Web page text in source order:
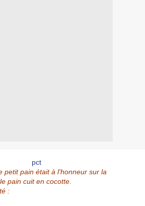
petit pain était à l'honneur sur la
pain cuit en cocotte.
: